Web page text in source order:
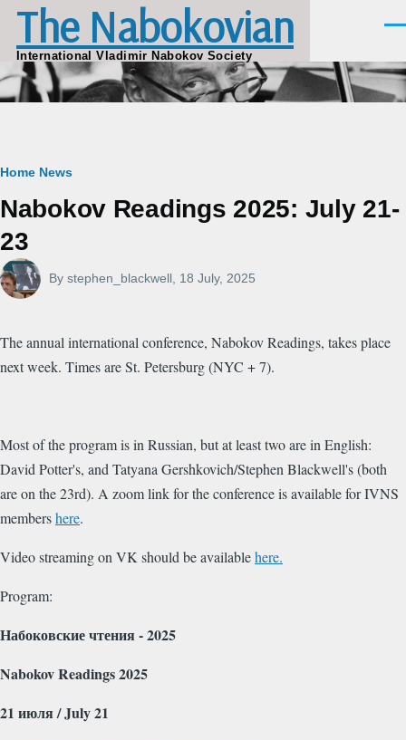
Skip to main content
The Nabokovian
International Vladimir Nabokov Society
Breadcrumb
Home News
Nabokov Readings 2025: July 21-
23
By stephen_blackwell, 18 July, 2025
The annual international conference, Nabokov Readings, takes place
next week. Times are St. Petersburg (NYC + 7).
Most of the program is in Russian, but at least two are in English:
David Potter's, and Tatyana Gershkovich/Stephen Blackwell's (both
are on the 23rd). A zoom link for the conference is available for IVNS
membershere.
Video streaming on VK should be availablehere.
Program:
Набоковские чтения - 2025
NabokovReadings2025
21 июля /July21